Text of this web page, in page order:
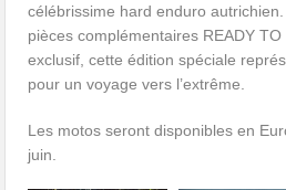
célébrissime hard enduro
pièces complémentaires READY
exclusif, cette édition spéciale
pour un voyage vers l’extrême.
Les motos seront disponibles en
juin.